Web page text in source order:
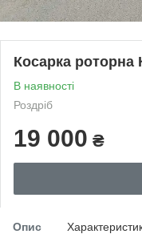
Косарка роторна
В наявності
Роздріб
19 000 ₴
Опис